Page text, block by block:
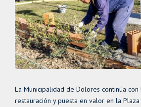
La Municipalidad de Dolores continúa
restauración y puesta en valor en la